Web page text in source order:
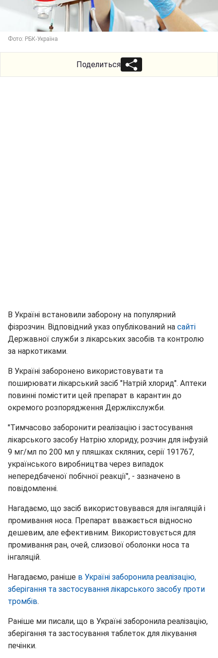
Фото: РБК-Україна
Поделиться
В Україні встановили заборону на популярний
фізрозчин. Відповідний указ опублікований на сайті
Державної служби з лікарських засобів та контролю
за наркотиками.
В Україні заборонено використовувати та
поширювати лікарський засіб "Натрій хлорид". Аптеки
повинні помістити цей препарат в карантин до
окремого розпорядження Держлікслужби.
"Тимчасово заборонити реалізацію і застосування
лікарського засобу Натрію хлориду, розчин для інфузій
9 мг/мл по 200 мл у пляшках скляних, серії 191767,
українського виробництва через випадок
непередбаченої побічної реакції", - зазначено в
повідомленні.
Нагадаємо, що засіб використовувався для інгаляцій і
промивання носа. Препарат вважається відносно
дешевим, але ефективним. Використовується для
промивання ран, очей, слизової оболонки носа та
інгаляцій.
Нагадаємо, раніше в Україні заборонила реалізацію,
зберігання та застосування лікарського засобу проти
тромбів.
Раніше ми писали, що в Україні заборонила реалізацію,
зберігання та застосування таблеток для лікування
печінки.